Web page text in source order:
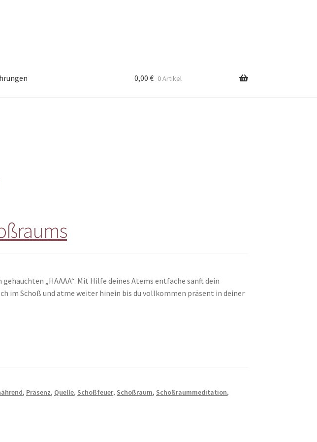
0,00 € 0 Artikel
„HAAAA“. Mit Hilfe deines Atems entfache sanft dein
im Schoß und atme weiter hinein bis du vollkommen präsent in deiner
, Präsenz, Quelle, Schoßfeuer, Schoßraum, Schoßraummeditation,